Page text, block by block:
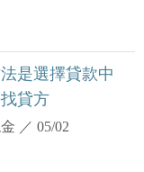
是選擇貸款中
貸方
／05/02